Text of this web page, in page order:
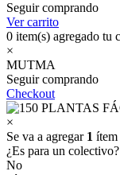
Seguir comprando
Ver carrito
0 item(s) agregado tu
×
MUTMA
Seguir comprando
Checkout
×
Se va a agregar 1 ítem
¿Es para un colectivo?
No